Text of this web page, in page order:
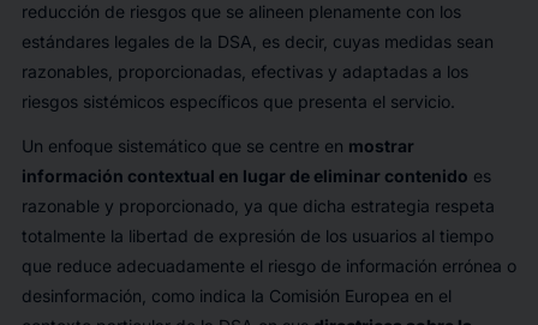
reducción de riesgos que se alineen plenamente con los
estándares legales de la DSA, es decir, cuyas medidas sean
razonables, proporcionadas, efectivas y adaptadas a los
riesgos sistémicos específicos que presenta el servicio.
Un enfoque sistemático que se centre en mostrar
información contextual en lugar de eliminar contenido es
razonable y proporcionado, ya que dicha estrategia respeta
totalmente la libertad de expresión de los usuarios al tiempo
que reduce adecuadamente el riesgo de información errónea o
desinformación, como indica la Comisión Europea en el